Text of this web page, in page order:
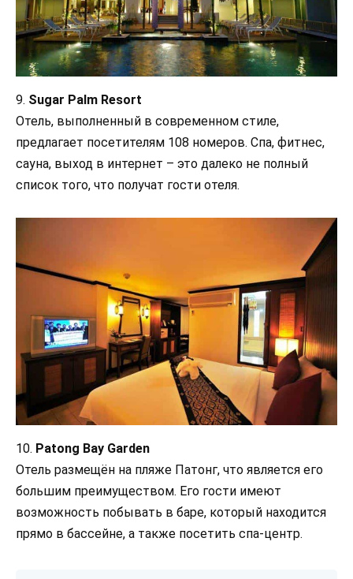
9. Sugar Palm Resort
Отель, выполненный в современном стиле,
предлагает посетителям 108 номеров. Спа, фитнес,
сауна, выход в интернет – это далеко не полный
список того, что получат гости отеля.
10. Patong Bay Garden
Отель размещён на пляже Патонг, что является его
большим преимуществом. Его гости имеют
возможность побывать в баре, который находится
прямо в бассейне, а также посетить спа-центр.